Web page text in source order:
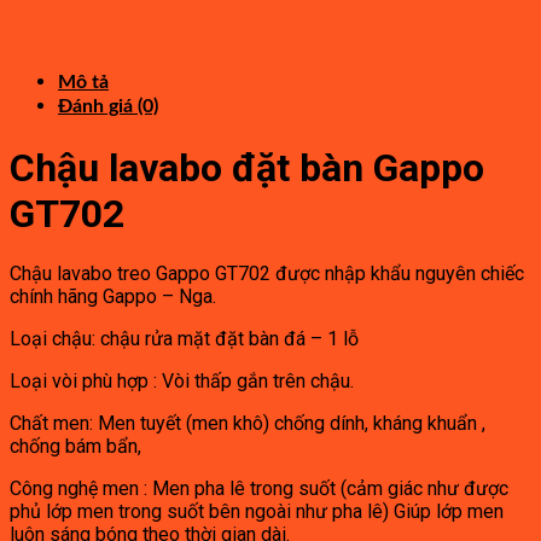
Mô tả
Đánh giá (0)
Chậu lavabo đặt bàn Gappo
GT702
Chậu lavabo treo Gappo GT702 được nhập khẩu nguyên chiếc
chính hãng Gappo – Nga.
Loại chậu: chậu rửa mặt đặt bàn đá – 1 lỗ
Loại vòi phù hợp : Vòi thấp gắn trên chậu.
Chất men: Men tuyết (men khô) chống dính, kháng khuẩn ,
chống bám bẩn,
Công nghệ men : Men pha lê trong suốt (cảm giác như được
phủ lớp men trong suốt bên ngoài như pha lê) Giúp lớp men
luôn sáng bóng theo thời gian dài.